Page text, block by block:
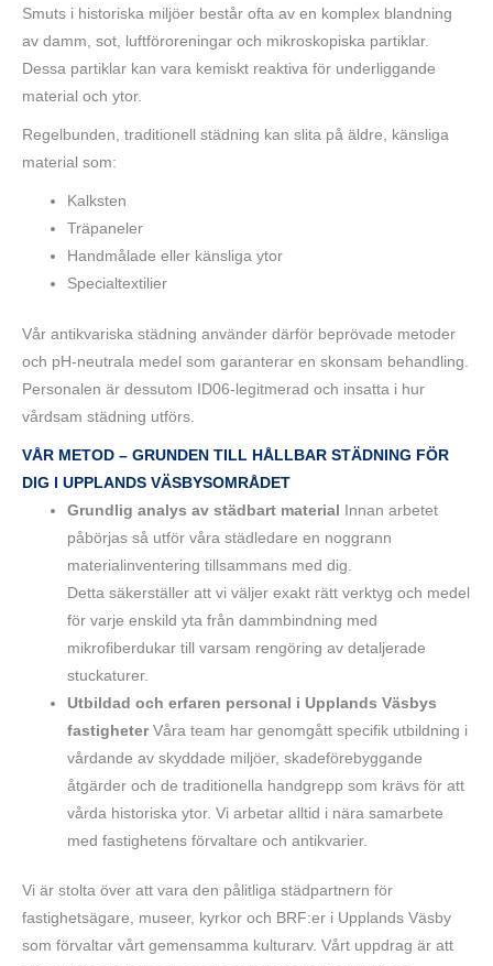
Smuts i historiska miljöer består ofta av en komplex blandning
av damm, sot, luftföroreningar och mikroskopiska partiklar.
Dessa partiklar kan vara kemiskt reaktiva för underliggande
material och ytor.
Regelbunden, traditionell städning kan slita på äldre, känsliga
material som:
Kalksten
Träpaneler
Handmålade eller känsliga ytor
Specialtextilier
Vår antikvariska städning använder därför beprövade metoder
och pH-neutrala medel som garanterar en skonsam behandling.
Personalen är dessutom ID06-legitmerad och insatta i hur
vårdsam städning utförs.
VÅR METOD – GRUNDEN TILL HÅLLBAR STÄDNING FÖR
DIG I UPPLANDS VÄSBYSOMRÅDET
Grundlig analys av städbart material
Innan arbetet
påbörjas så utför våra städledare en noggrann
materialinventering tillsammans med dig.
Detta säkerställer att vi väljer exakt rätt verktyg och medel
för varje enskild yta från dammbindning med
mikrofiberdukar till varsam rengöring av detaljerade
stuckaturer.
Utbildad och erfaren personal i Upplands Väsbys
fastigheterVåra team har genomgått specifik utbildning i
vårdande av skyddade miljöer, skadeförebyggande
åtgärder och de traditionella handgrepp som krävs för att
vårda historiska ytor. Vi arbetar alltid i nära samarbete
med fastighetens förvaltare och antikvarier.
Vi är stolta över att vara den pålitliga städpartnern för
fastighetsägare, museer, kyrkor och BRF:er i Upplands Väsby
som förvaltar vårt gemensamma kulturarv. Vårt uppdrag är att